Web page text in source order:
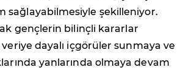
sağlayabilmesiyle şekilleniyor.
gençlerin bilinçli kararlar
dayalı içgörüler sunmaya ve
yanlarında olmaya devam